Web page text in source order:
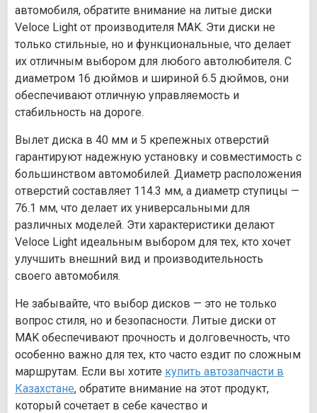
автомобиля, обратите внимание на литые диски
Veloce Light от производителя MAK. Эти диски не
только стильные, но и функциональные, что делает
их отличным выбором для любого автолюбителя. С
диаметром 16 дюймов и шириной 6.5 дюймов, они
обеспечивают отличную управляемость и
стабильность на дороге.
Вылет диска в 40 мм и 5 крепежных отверстий
гарантируют надежную установку и совместимость с
большинством автомобилей. Диаметр расположения
отверстий составляет 114.3 мм, а диаметр ступицы —
76.1 мм, что делает их универсальными для
различных моделей. Эти характеристики делают
Veloce Light идеальным выбором для тех, кто хочет
улучшить внешний вид и производительность
своего автомобиля.
Не забывайте, что выбор дисков — это не только
вопрос стиля, но и безопасности. Литые диски от
MAK обеспечивают прочность и долговечность, что
особенно важно для тех, кто часто ездит по сложным
маршрутам. Если вы хотите купить автозапчасти в
Казахстане, обратите внимание на этот продукт,
который сочетает в себе качество и